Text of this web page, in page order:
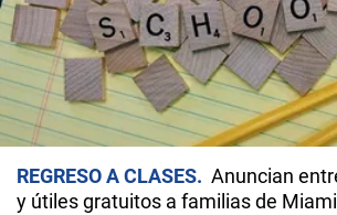
REGRESO A CLASES
Anuncian
y útiles gratuitos a familias de Miami